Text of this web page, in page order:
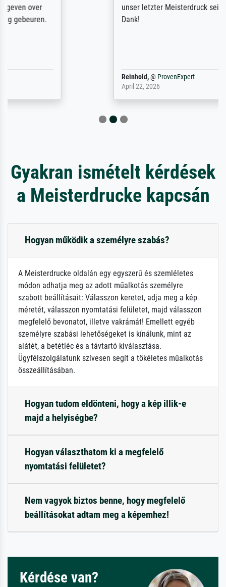
unser letzter Meisterdruck sein. Vielen
Dank!
Gyakran ismételt kérdések
a Meisterdrucke kapcsán
Hogyan működik a személyre szabás?
A Meisterdrucke oldalán egy egyszerű és szemléletes
módon adhatja meg az adott műalkotás személyre
szabott beállításait: Válasszon keretet, adja meg a kép
méretét, válasszon nyomtatási felületet, majd válasszon
megfelelő bevonatot, illetve vakrámát! Emellett egyéb
személyre szabási lehetőségeket is kínálunk, mint az
alátét, a betétléc és a távtartó kiválasztása.
Ügyfélszolgálatunk szívesen segít a tökéletes műalkotás
összeállításában.
Hogyan tudom eldönteni, hogy a kép illik-e
majd a helyiségbe?
Hogyan választhatom ki a megfelelő
nyomtatási felületet?
Nem vagyok biztos benne, hogy megfelelő
beállításokat adtam meg a képemhez!
Kérdése van?